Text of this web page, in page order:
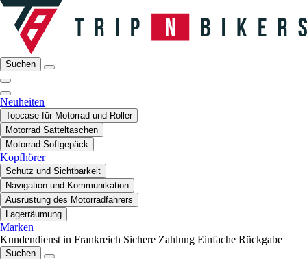
Suchen
Neuheiten
Topcase für Motorrad und Roller
Motorrad Satteltaschen
Motorrad Softgepäck
Kopfhörer
Schutz und Sichtbarkeit
Navigation und Kommunikation
Ausrüstung des Motorradfahrers
Lagerräumung
Marken
Kundendienst in Frankreich Sichere Zahlung Einfache Rückgabe
Suchen